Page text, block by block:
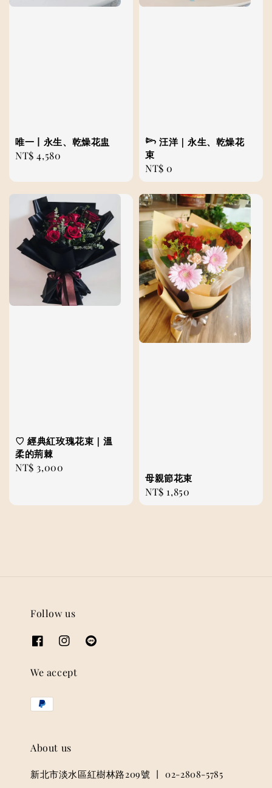
唯一丨永生、乾燥花盅
Regular
NT$ 4,580
𓆸 汪洋｜永生、乾燥花
束
Regular
price
NT$ 0
♡ 經典紅玫瑰花束｜溫
柔的荊棘
Regular
NT$ 3,000
母親節花束
Regular
price
NT$ 1,850
Follow us
We accept
About us
新北市淡水區紅樹林路209號 丨 02-2808-5785